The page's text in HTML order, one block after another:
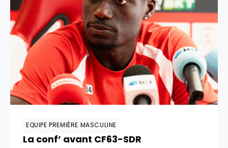
EQUIPE PREMIÈRE MASCULINE
La conf’ avant CF63-SDR